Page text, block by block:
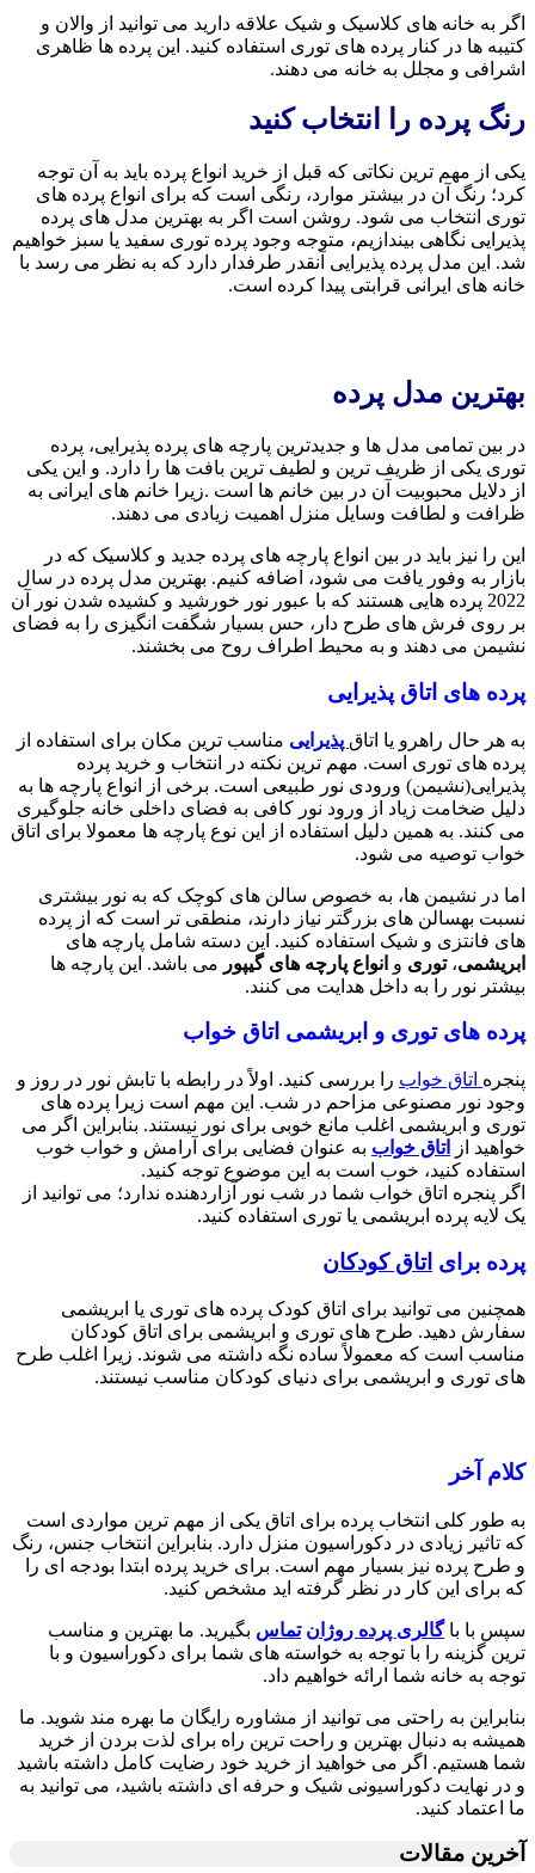
اگر به خانه های کلاسیک و شیک علاقه دارید می توانید از والان و
کتیبه ها در کنار پرده های توری استفاده کنید. این پرده ها ظاهری
اشرافی و مجلل به خانه می دهند.
رنگ پرده را انتخاب کنید
یکی از مهم ترین نکاتی که قبل از خرید انواع پرده باید به آن توجه
کرد؛ رنگ آن در بیشتر موارد، رنگی است که برای انواع پرده های
توری انتخاب می شود. روشن است اگر به بهترین مدل های پرده
پذیرایی نگاهی بیندازیم، متوجه وجود پرده توری سفید یا سبز خواهیم
شد. این مدل پرده پذیرایی آنقدر طرفدار دارد که به نظر می رسد با
خانه های ایرانی قرابتی پیدا کرده است.
بهترین مدل پرده
در بین تمامی مدل ها و جدیدترین پارچه های پرده پذیرایی، پرده
توری یکی از ظریف ترین و لطیف ترین بافت ها را دارد. و این یکی
از دلایل محبوبیت آن در بین خانم ها است .زیرا خانم های ایرانی به
ظرافت و لطافت وسایل منزل اهمیت زیادی می دهند.
این را نیز باید در بین انواع پارچه های پرده جدید و کلاسیک که در
بازار به وفور یافت می شود، اضافه کنیم. بهترین مدل پرده در سال
2022 پرده هایی هستند که با عبور نور خورشید و کشیده شدن نور آن
بر روی فرش های طرح دار، حس بسیار شگفت انگیزی را به فضای
نشیمن می دهند و به محیط اطراف روح می بخشند.
پرده های اتاق پذیرایی
به هر حال راهرو یا اتاق پذیرایی مناسب ترین مکان برای استفاده از
پرده های توری است. مهم ترین نکته در انتخاب و خرید پرده
پذیرایی(نشیمن) ورودی نور طبیعی است. برخی از انواع پارچه ها به
دلیل ضخامت زیاد از ورود نور کافی به فضای داخلی خانه جلوگیری
می کنند. به همین دلیل استفاده از این نوع پارچه ها معمولا برای اتاق
خواب توصیه می شود.
اما در نشیمن ها، به خصوص سالن های کوچک که به نور بیشتری
نسبت بهسالن های بزرگتر نیاز دارند، منطقی تر است که از پرده
های فانتزی و شیک استفاده کنید. این دسته شامل پارچه های
ابریشمی، توری و انواع پارچه های گیپور می باشد. این پارچه ها
بیشتر نور را به داخل هدایت می کنند.
پرده های توری و ابریشمی اتاق خواب
پنجره اتاق خواب را بررسی کنید. اولاً در رابطه با تابش نور در روز و
وجود نور مصنوعی مزاحم در شب. این مهم است زیرا پرده های
توری و ابریشمی اغلب مانع خوبی برای نور نیستند. بنابراین اگر می
خواهید از
اتاق خواب به عنوان فضایی برای آرامش و خواب خوب
استفاده کنید، خوب است به این موضوع توجه کنید.
اگر پنجره اتاق خواب شما در شب نور آزاردهنده ندارد؛ می توانید از
یک لایه پرده ابریشمی یا توری استفاده کنید.
پرده برای اتاق کودکان
همچنین می توانید برای اتاق کودک پرده های توری یا ابریشمی
سفارش دهید. طرح های توری و ابریشمی برای اتاق کودکان
مناسب است که معمولاً ساده نگه داشته می شوند. زیرا اغلب طرح
های توری و ابریشمی برای دنیای کودکان مناسب نیستند.
کلام آخر
به طور کلی انتخاب پرده برای اتاق یکی از مهم ترین مواردی است
که تاثیر زیادی در دکوراسیون منزل دارد. بنابراین انتخاب جنس، رنگ
و طرح پرده نیز بسیار مهم است. برای خرید پرده ابتدا بودجه ای را
که برای این کار در نظر گرفته اید مشخص کنید.
سپس با باگالری پرده روژان تماس بگیرید. ما بهترین و مناسب
ترین گزینه را با توجه به خواسته های شما برای دکوراسیون و با
توجه به خانه شما ارائه خواهیم داد.
بنابراین به راحتی می توانید از مشاوره رایگان ما بهره مند شوید. ما
همیشه به دنبال بهترین و راحت ترین راه برای لذت بردن از خرید
شما هستیم. اگر می خواهید از خرید خود رضایت کامل داشته باشید
و در نهایت دکوراسیونی شیک و حرفه ای داشته باشید، می توانید به
ما اعتماد کنید.
آخرین مقالات